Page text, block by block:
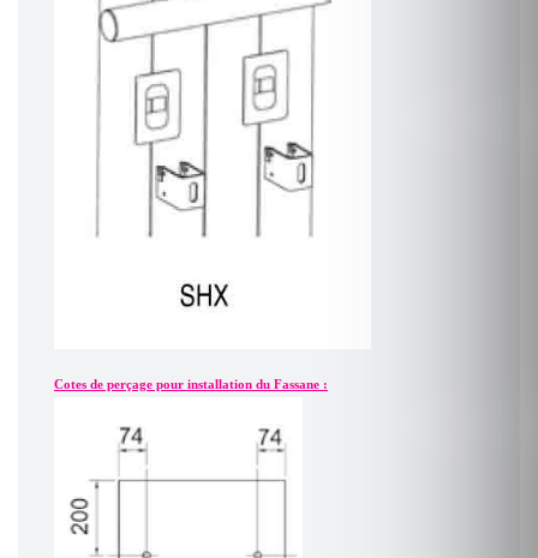
Cotes de perçage pour installation du Fassane :